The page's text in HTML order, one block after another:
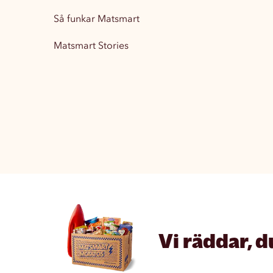
Så funkar Matsmart
Matsmart Stories
Vi räddar,